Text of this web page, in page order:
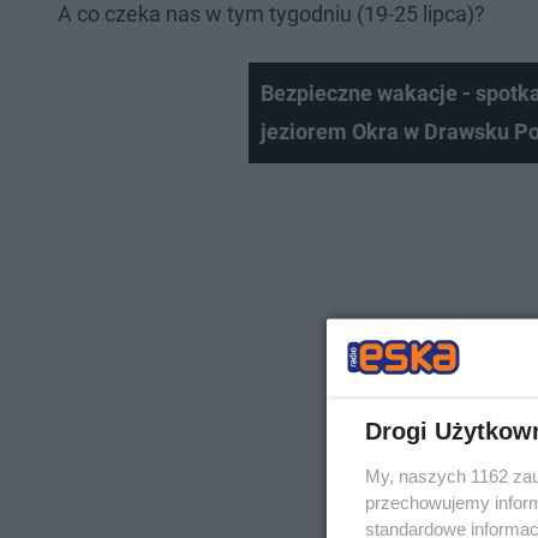
A co czeka nas w tym tygodniu (19-25 lipca)?
Bezpieczne wakacje -
jeziorem Okra w Drawsku
Drogi
My, naszych 1162
przechowujemy
standardowe